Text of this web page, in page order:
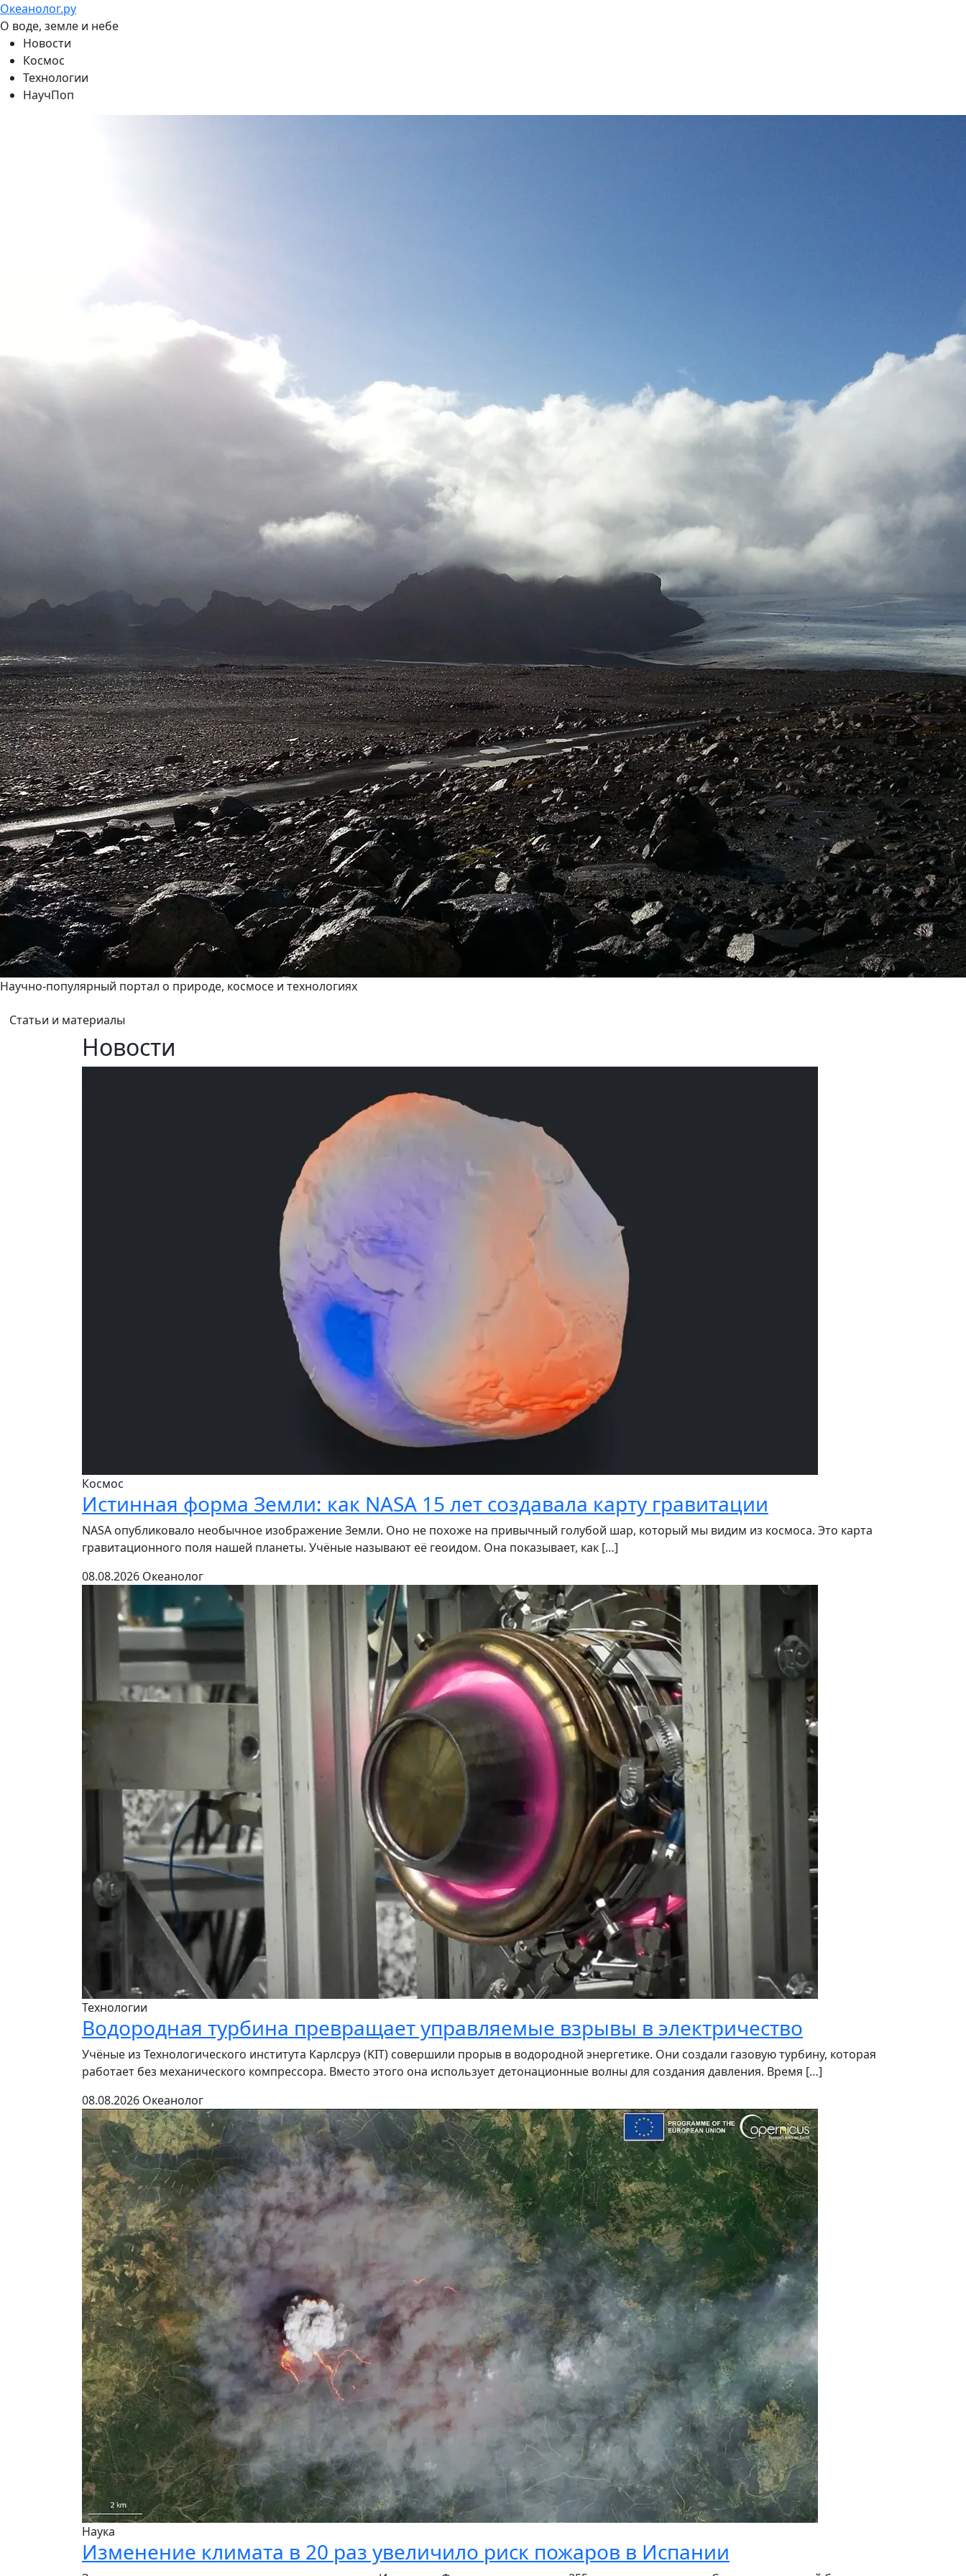
Океанолог.ру
О воде, земле и небе
Новости
Космос
Технологии
НаучПоп
Научно-популярный портал о природе, космосе и технологиях
Статьи и материалы
Новости
Космос
Истинная форма Земли: как NASA 15 лет создавала карту гравитации
NASA опубликовало необычное изображение Земли. Оно не похоже на привычный голубой шар, который мы видим из космоса. Это карта
гравитационного поля нашей планеты. Учёные называют её геоидом. Она показывает, как […]
08.08.2026 Океанолог
Технологии
Водородная турбина превращает управляемые взрывы в электричество
Учёные из Технологического института Карлсруэ (KIT) совершили прорыв в водородной энергетике. Они создали газовую турбину, которая
работает без механического компрессора. Вместо этого она использует детонационные волны для создания давления. Время […]
08.08.2026 Океанолог
Наука
Изменение климата в 20 раз увеличило риск пожаров в Испании